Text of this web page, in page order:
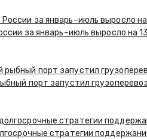
за январь–июль выросло на
порт запустил
стратегии